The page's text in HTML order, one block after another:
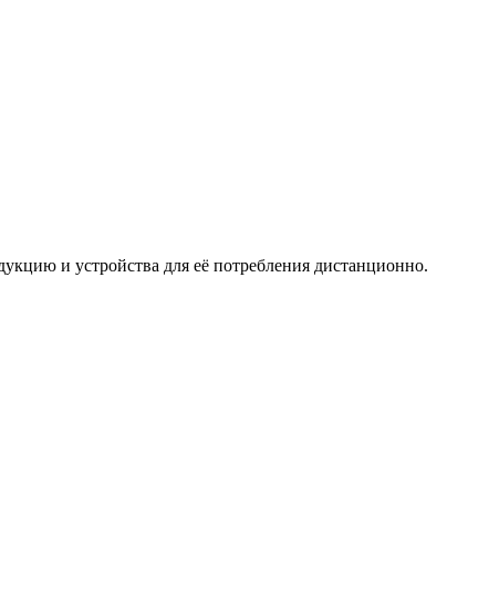
и устройства для её потребления дистанционно.